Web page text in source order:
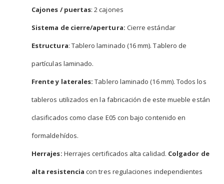
Cajones / puertas: 2 cajones
Sistema de cierre/apertura: Cierre estándar
Estructura: Tablero laminado (16 mm). Tablero de
partículas laminado.
Frente y laterales: Tablero laminado (16 mm). Todos los
tableros utilizados en la fabricación de este mueble están
clasificados como clase E05 con bajo contenido en
formaldehídos.
Herrajes: Herrajes certificados alta calidad. Colgador de
alta resistencia con tres regulaciones independientes